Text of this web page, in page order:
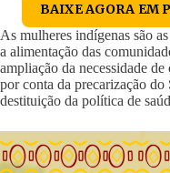
BAIXE AGORA EM
As mulheres indígenas são
a alimentação das
ampliação da necessidade
por conta da precarização
destituição da política de